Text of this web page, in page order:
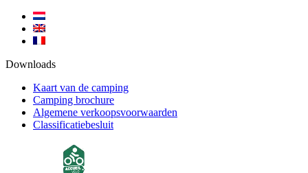
Downloads
Kaart van de camping
Camping brochure
Algemene verkoopsvoorwaarden
Classificatiebesluit